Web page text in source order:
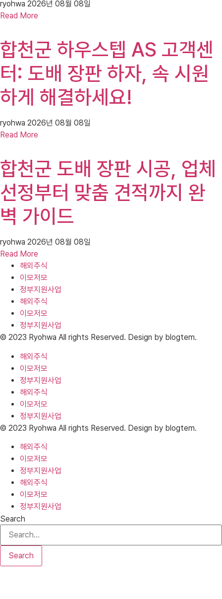
ryohwa 2026년 08월 08일
Read More
합천군 하우스텝 AS 고객센
터: 도배 장판 하자, 속 시원
하게 해결하세요!
ryohwa 2026년 08월 08일
Read More
합천군 도배 장판 시공, 업체
선정부터 맞춤 견적까지 완
벽 가이드
ryohwa 2026년 08월 08일
Read More
해외주식
이모저모
정부지원사업
해외주식
이모저모
정부지원사업
© 2023 Ryohwa All rights Reserved. Design by blogtem.
해외주식
이모저모
정부지원사업
해외주식
이모저모
정부지원사업
© 2023 Ryohwa All rights Reserved. Design by blogtem.
해외주식
이모저모
정부지원사업
해외주식
이모저모
정부지원사업
Search
Search